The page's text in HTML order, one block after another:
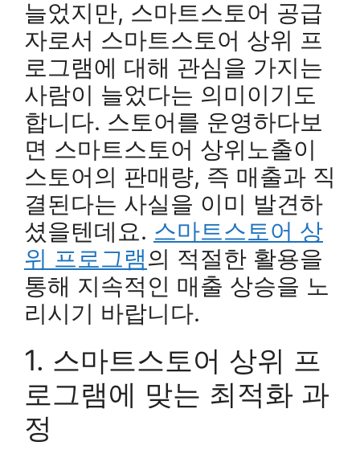
늘었지만, 스마트스토어 공급
자로서 스마트스토어 상위 프
로그램에 대해 관심을 가지는
사람이 늘었다는 의미이기도
합니다. 스토어를 운영하다보
면 스마트스토어 상위노출이
스토어의 판매량, 즉 매출과 직
결된다는 사실을 이미 발견하
셨을텐데요. 스마트스토어 상
위 프로그램의 적절한 활용을
통해 지속적인 매출 상승을 노
리시기 바랍니다.
1. 스마트스토어 상위 프
로그램에 맞는 최적화 과
정